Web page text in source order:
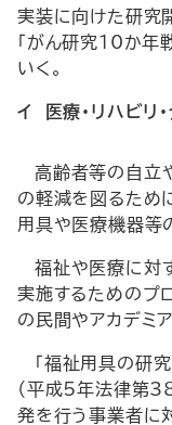
実装に向けた研究
「がん研究10か年
いく。
イ 医療・リハビリ
高齢者等の自立
の軽減を図るため
用具や医療機器等
福祉や医療に対
実施するためのプ
の民間やアカデミ
「福祉用具の研
（平成5年法律第
発を行う事業者に